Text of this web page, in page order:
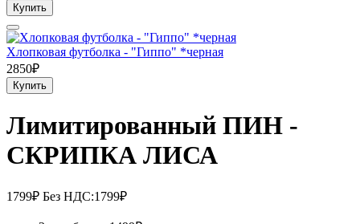
Купить
Хлопковая футболка - "Гиппо" *черная
2850₽
Купить
Лимитированный ПИН -
СКРИПКА ЛИСА
1799₽ Без НДС:1799₽